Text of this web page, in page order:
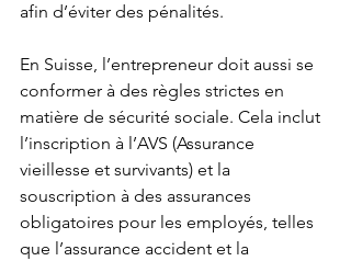
afin d’éviter des pénalités.
En Suisse, l’entrepreneur doit aussi se
conformer à des règles strictes en
matière de sécurité sociale. Cela inclut
l’inscription à l’AVS (Assurance
vieillesse et survivants) et la
souscription à des assurances
obligatoires pour les employés, telles
que l’assurance accident et la